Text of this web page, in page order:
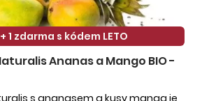
1 zdarma s kódem LETO
Ananas a Mango BIO -
s ananasem a kusy manga je